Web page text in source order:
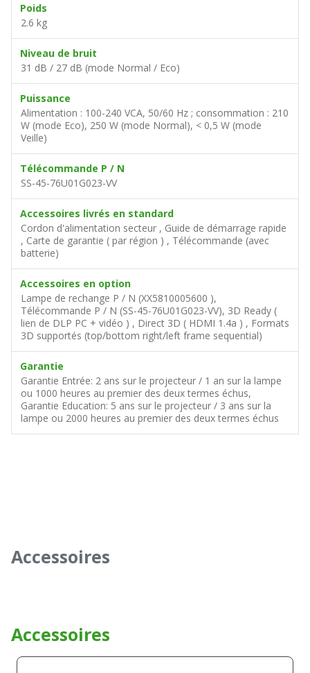
Poids
2.6 kg
Niveau de bruit
31 dB / 27 dB (mode Normal / Eco)
Puissance
Alimentation : 100-240 VCA, 50/60 Hz ; consommation : 210
W (mode Eco), 250 W (mode Normal), < 0,5 W (mode
Veille)
Télécommande P / N
SS-45-76U01G023-VV
Accessoires livrés en standard
Cordon d'alimentation secteur , Guide de démarrage rapide
, Carte de garantie ( par région ) , Télécommande (avec
batterie)
Accessoires en option
Lampe de rechange P / N (XX5810005600 ),
Télécommande P / N (SS-45-76U01G023-VV), 3D Ready (
lien de DLP PC + vidéo ) , Direct 3D ( HDMI 1.4a ) , Formats
3D supportés (top/bottom right/left frame sequential)
Garantie
Garantie Entrée: 2 ans sur le projecteur / 1 an sur la lampe
ou 1000 heures au premier des deux termes échus,
Garantie Education: 5 ans sur le projecteur / 3 ans sur la
lampe ou 2000 heures au premier des deux termes échus
Accessoires
Accessoires